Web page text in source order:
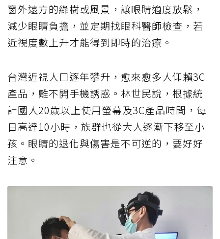
窗外遠方的綠樹或風景，讓眼睛適度放鬆，
減少眼睛負擔，並定期找眼科醫師檢查，若
近視度數上升才能得到即時的治療。
台灣近視人口逐年攀升，愈來愈多人仰賴3C
產品，離不開手機誘惑。林世民說，根據統
計國人20歲以上使用螢幕及3C產品時間，每
日高達10小時，族群也從大人逐漸下移至小
孩。眼睛的退化與傷害是不可逆的，要好好
注意。